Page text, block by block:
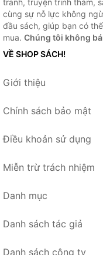
tranh, truyện trinh thám,
cùng sự nỗ lực không
đầu sách, giúp bạn có
mua. Chúng tôi không
VỀ SHOP SÁCH!
Giới thiệu
Chính sách bảo mật
Điều khoản sử dụng
Miễn trừ trách nhiệm
Danh mục
Danh sách tác giả
Danh sách công ty